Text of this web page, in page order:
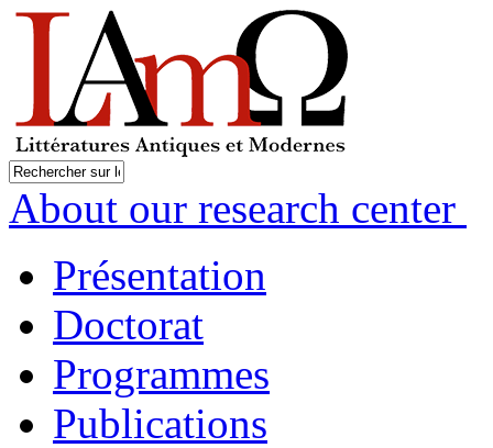
About our research center
Présentation
Doctorat
Programmes
Publications